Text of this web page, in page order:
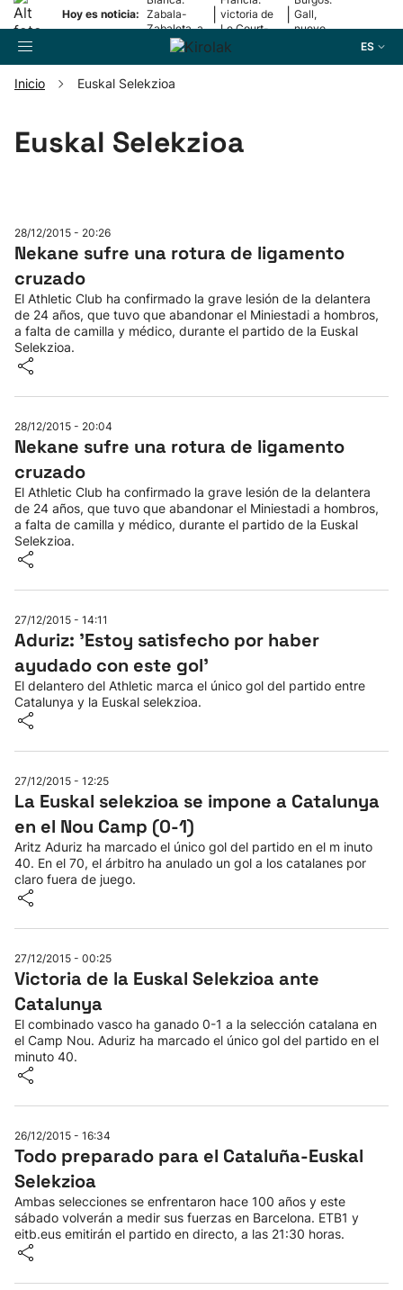
Hoy es noticia: Zabala-
Zabaleta, a
la final
victoria de
Le Court-
Pienaar
Gall,
nuevo
ES
Pelota
Remo
Baloncesto
Ciclismo
Herri-kirolak
Balonmano
Kirolak 360
Carreras de montaña
Más deportes
"Helmuga"
Inicio Euskal Selekzioa
Euskal Selekzioa
28/12/2015 - 20:26
Nekane sufre una rotura de ligamento
cruzado
El Athletic Club ha confirmado la grave lesión de la delantera
de 24 años, que tuvo que abandonar el Miniestadi a hombros,
a falta de camilla y médico, durante el partido de la Euskal
Selekzioa.
28/12/2015 - 20:04
Nekane sufre una rotura de ligamento
cruzado
El Athletic Club ha confirmado la grave lesión de la delantera
de 24 años, que tuvo que abandonar el Miniestadi a hombros,
a falta de camilla y médico, durante el partido de la Euskal
Selekzioa.
27/12/2015 - 14:11
Aduriz: 'Estoy satisfecho por haber
ayudado con este gol'
El delantero del Athletic marca el único gol del partido entre
Catalunya y la Euskal selekzioa.
27/12/2015 - 12:25
La Euskal selekzioa se impone a Catalunya
en el Nou Camp (0-1)
Aritz Aduriz ha marcado el único gol del partido en el m inuto
40. En el 70, el árbitro ha anulado un gol a los catalanes por
claro fuera de juego.
27/12/2015 - 00:25
Victoria de la Euskal Selekzioa ante
Catalunya
El combinado vasco ha ganado 0-1 a la selección catalana en
el Camp Nou. Aduriz ha marcado el único gol del partido en el
minuto 40.
26/12/2015 - 16:34
Todo preparado para el Cataluña-Euskal
Selekzioa
Ambas selecciones se enfrentaron hace 100 años y este
sábado volverán a medir sus fuerzas en Barcelona. ETB1 y
eitb.eus emitirán el partido en directo, a las 21:30 horas.